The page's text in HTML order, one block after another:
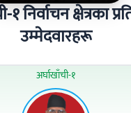
निर्वाचन क्षेत्रका
उम्मेदवारहरू
अर्घाखाँची-१